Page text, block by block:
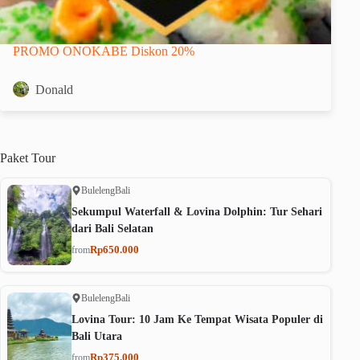
PROMO ONOKABE Diskon 20%
Donald
Paket Tour
BulelengBali
Sekumpul Waterfall & Lovina Dolphin: Tur Sehari
dari Bali Selatan
fromRp650.000
BulelengBali
Lovina Tour: 10 Jam Ke Tempat Wisata Populer di
Bali Utara
fromRp375.000